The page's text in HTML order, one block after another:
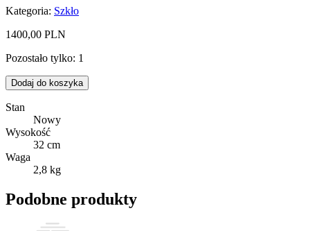
Kategoria: Szkło
1400,00 PLN
Pozostało tylko: 1
ilość
Wazon
szklany
Svoboda
Karlov
proj.
Jaroslav
Dodaj do koszyka
Stan
Nowy
Wysokość
32 cm
Waga
2,8 kg
Podobne produkty